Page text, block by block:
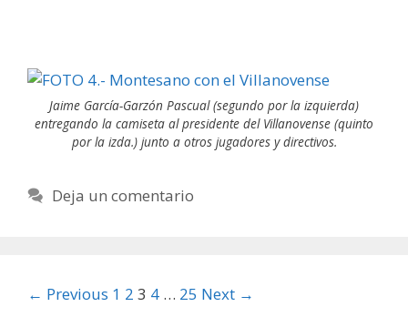
Jaime García-Garzón Pascual (segundo por la izquierda)
entregando la camiseta al presidente del Villanovense (quinto
por la izda.) junto a otros jugadores y directivos.
Deja un comentario
Post
← Previous 1 2 3 4 … 25 Next →